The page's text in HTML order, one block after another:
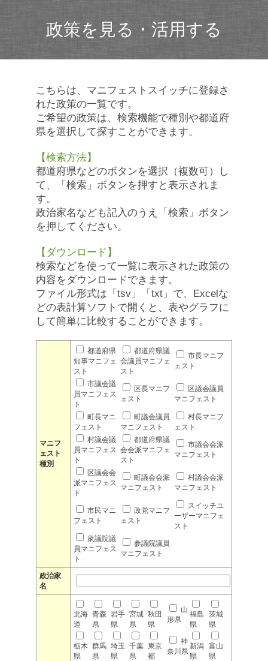
政策を見る・活用する
こちらは、マニフェストスイッチに登録さ
れた政策の一覧です。
ご希望の政策は、検索機能で種別や都道府
県を選択して探すことができます。
【検索方法】
都道府県などのボタンを選択（複数可）し
て、「検索」ボタンを押すと表示されま
す。
政治家名なども記入のうえ「検索」ボタン
を押してください。
【ダウンロード】
検索などを使って一覧に表示された政策の
内容をダウンロードできます。
ファイル形式は「tsv」「txt」で、Excelな
どの表計算ソフトで開くと、表やグラフに
して簡単に比較することができます。
マニフ
ェスト
種別
都道府県
知事マニフェ
スト
都道府県議
会議員マニフェ
スト
市長マニフ
ェスト
市議会議
員マニフェス
ト
区長マニフ
ェスト
区議会議員
マニフェスト
町長マニ
フェスト
町議会議員
マニフェスト
村長マニフ
ェスト
村議会議
員マニフェス
ト
都道府県議
会会派マニフェ
スト
市議会会派
マニフェスト
区議会会
派マニフェス
ト
町議会会派
マニフェスト
村議会会派
マニフェスト
市民マニ
フェスト
政党マニフ
ェスト
スイッチユ
ーザーマニフェ
スト
衆議院議
員マニフェス
ト
参議院議員
マニフェスト
政治家
名
北海
道
青森
県
岩手
県
宮城
県
秋田
県
山
形県
福島
県
茨城
県
栃木
県
群馬
県
埼玉
県
千葉
県
東京
都
神
奈川県
新潟
県
富山
県